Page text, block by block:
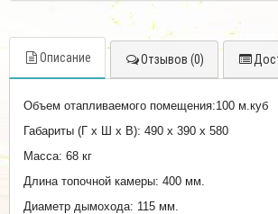
Описание Отзывов (0)
Объем отапливаемого помещения:100 м.куб
Габариты (Г x Ш x В): 490 x 390 x 580
Масса: 68 кг
Длина топочной камеры: 400 мм.
Диаметр дымохода: 115 мм.